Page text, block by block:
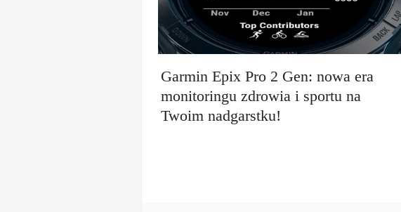
Garmin Epix Pro 2 Gen: nowa era
monitoringu zdrowia i sportu na
Twoim nadgarstku!